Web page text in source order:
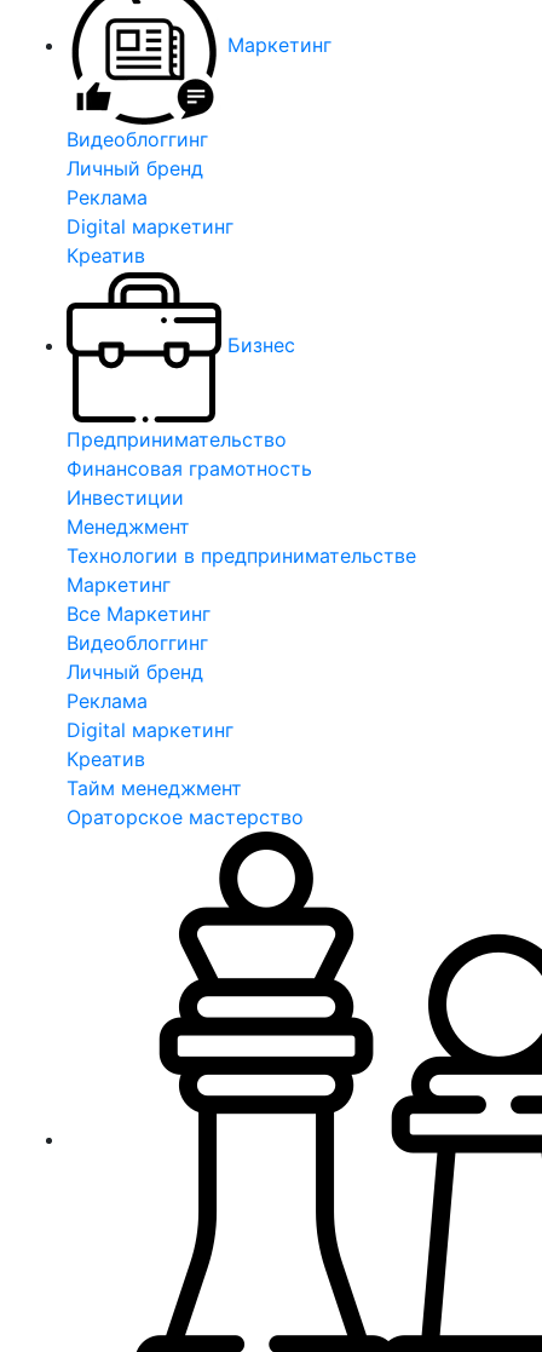
Маркетинг
Видеоблоггинг
Личный бренд
Реклама
Digital маркетинг
Креатив
Бизнес
Предпринимательство
Финансовая грамотность
Инвестиции
Менеджмент
Технологии в предпринимательстве
Маркетинг
Все Маркетинг
Видеоблоггинг
Личный бренд
Реклама
Digital маркетинг
Креатив
Тайм менеджмент
Ораторское мастерство